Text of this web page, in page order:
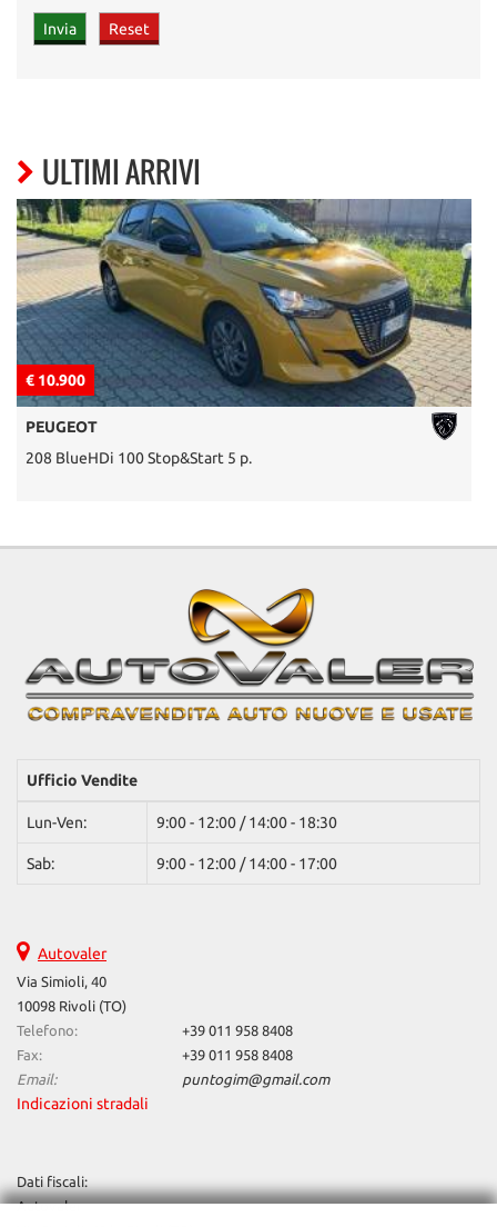
ULTIMI ARRIVI
€ 10.900
PEUGEOT
208 BlueHDi 100 Stop&Start 5 p.
Ufficio Vendite
Lun-Ven: 9:00 - 12:00 / 14:00 - 18:30
Sab: 9:00 - 12:00 / 14:00 - 17:00
Autovaler
Via Simioli, 40
10098 Rivoli (TO)
Telefono:
+39 011 958 8408
Fax:
+39 011 958 8408
Email:
puntogim@gmail.com
Indicazioni stradali
Dati fiscali:
Autovaler